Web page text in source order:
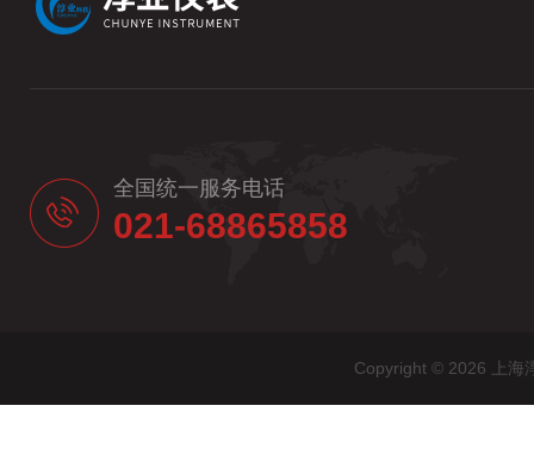
全国统一服务电话
021-68865858
Copyright © 2026 上